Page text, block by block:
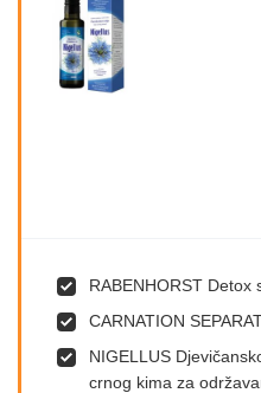
RABENHORST Detox
CARNATION
NIGELLUS
crnog kima za